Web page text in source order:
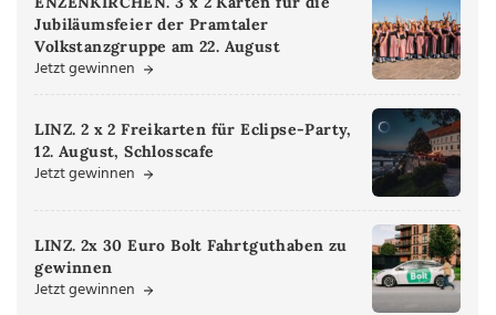
Jubiläumsfeier der Pramtaler
Volkstanzgruppe am 22. August
Jetzt gewinnen
LINZ. 2 x 2 Freikarten für Eclipse-Party,
12. August, Schlosscafe
Jetzt gewinnen
LINZ. 2x 30 Euro Bolt Fahrtguthaben zu
gewinnen
Jetzt gewinnen